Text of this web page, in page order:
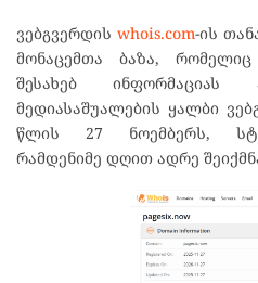
ვებგვერდის whois.com-ის
მონაცემთა ბაზა,
შესახებ ინფორმაციას
მედიასაშუალების ყალბი
წლის 27 ნოემბერს,
რამდენიმე დღით ადრე